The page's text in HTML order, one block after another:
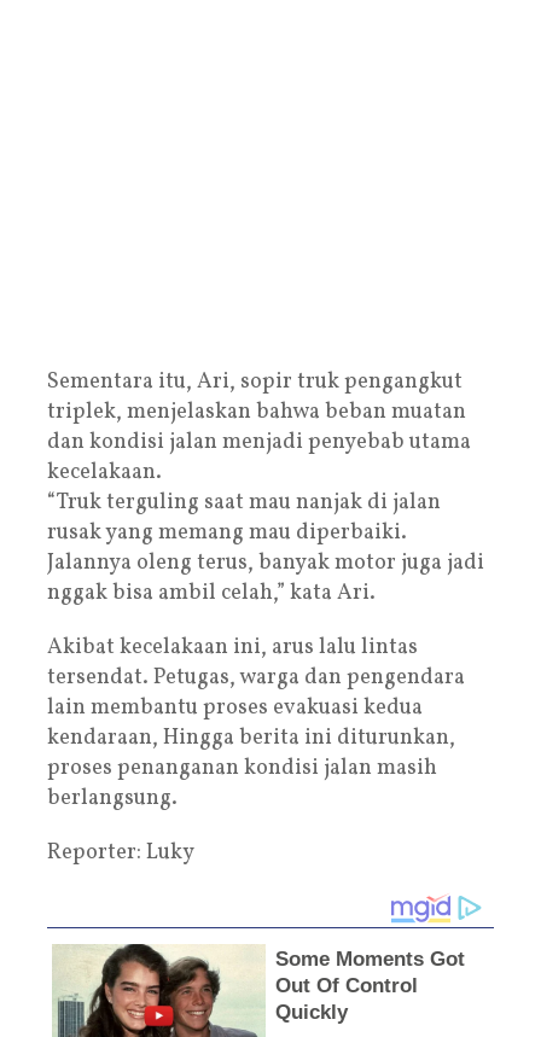
Sementara itu, Ari, sopir truk pengangkut
triplek, menjelaskan bahwa beban muatan
dan kondisi jalan menjadi penyebab utama
kecelakaan.
“Truk terguling saat mau nanjak di jalan
rusak yang memang mau diperbaiki.
Jalannya oleng terus, banyak motor juga jadi
nggak bisa ambil celah,” kata Ari.
Akibat kecelakaan ini, arus lalu lintas
tersendat. Petugas, warga dan pengendara
lain membantu proses evakuasi kedua
kendaraan, Hingga berita ini diturunkan,
proses penanganan kondisi jalan masih
berlangsung.
Reporter: Luky